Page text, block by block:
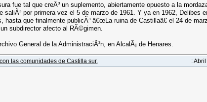
fue tal que creÃ³ un suplemento, abiertamente opuesto a la
por primera vez el 5 de marzo de 1961. Y ya en 1962, Delibes
que finalmente publicÃ³ â€œLa ruina de Castillaâ€ el 24 de
subdirector afecto al RÃ©gimen.
General de la AdministraciÃ³n, en AlcalÃ¡ de Henares.
las comunidades de Castilla sur. :